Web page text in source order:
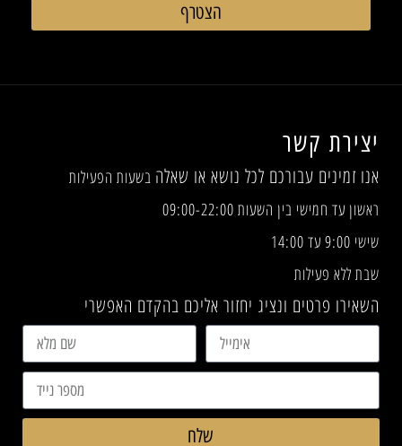
הצטרף
יצירת קשר
אנו זמינים עבורכם לכל נושא או שאלה בשעות הפעילות
ראשון עד חמישי בין השעות 09:00-22:00
שישי 9:00 עד 14:00
שבת ללא פעילות
השאירו פרטים ונציג יחזור אליכם בהקדם האפשרי
שלח